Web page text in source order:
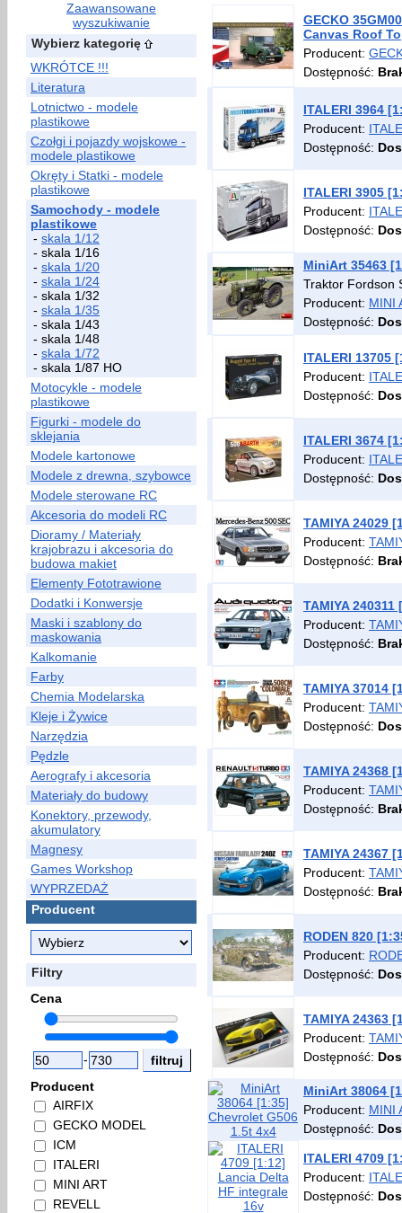
Zaawansowane
wyszukiwanie
Wybierz kategorię
WKRÓTCE !!!
Literatura
Lotnictwo - modele
plastikowe
Czołgi i pojazdy wojskowe -
modele plastikowe
Okręty i Statki - modele
plastikowe
Samochody - modele
plastikowe
- skala 1/12
- skala 1/16
- skala 1/20
- skala 1/24
- skala 1/32
- skala 1/35
- skala 1/43
- skala 1/48
- skala 1/72
- skala 1/87 HO
Motocykle - modele
plastikowe
Figurki - modele do
sklejania
Modele kartonowe
Modele z drewna, szybowce
Modele sterowane RC
Akcesoria do modeli RC
Dioramy / Materiały
krajobrazu i akcesoria do
budowa makiet
Elementy Fototrawione
Dodatki i Konwersje
Maski i szablony do
maskowania
Kalkomanie
Farby
Chemia Modelarska
Kleje i Żywice
Narzędzia
Pędzle
Aerografy i akcesoria
Materiały do budowy
Konektory, przewody,
akumulatory
Magnesy
Games Workshop
WYPRZEDAŻ
Producent
Filtry
Cena
-
Producent
AIRFIX
GECKO MODEL
ICM
ITALERI
MINI ART
REVELL
GECKO
Canvas Roof
Producent:
Dostępność:
ITALERI 3964
Producent:
Dostępność:
ITALERI 3905
Producent:
Dostępność:
MiniArt 35463
Traktor Fordson
Producent: MINI
Dostępność:
ITALERI 13705
Producent:
Dostępność:
ITALERI 3674
Producent:
Dostępność:
TAMIYA 24029
Producent:
Dostępność:
TAMIYA
Producent:
Dostępność:
TAMIYA 37014
Producent:
Dostępność:
TAMIYA 24368
Producent:
Dostępność:
TAMIYA 24367
Producent:
Dostępność:
RODEN 820
Producent:
Dostępność:
TAMIYA 24363
Producent:
Dostępność:
MiniArt 38064
Producent: MINI
Dostępność:
ITALERI 4709
Producent:
Dostępność: